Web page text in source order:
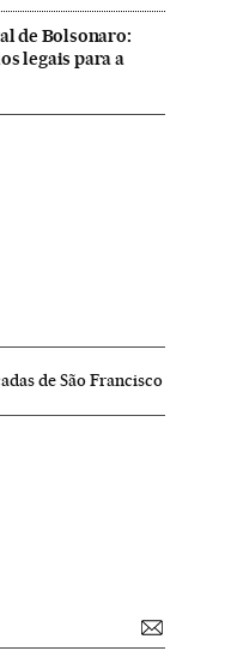
de Bolsonaro:
legais para a
de São Francisco